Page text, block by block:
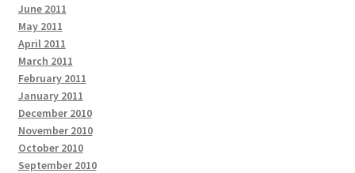
June 2011
May 2011
April 2011
March 2011
February 2011
January 2011
December 2010
November 2010
October 2010
September 2010